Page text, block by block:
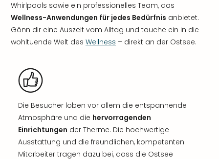
Whirlpools sowie ein professionelles Team, das
Wellness-Anwendungen für jedes Bedürfnis anbietet.
Gönn dir eine Auszeit vom Alltag und tauche ein in die
wohltuende Welt des Wellness – direkt an der Ostsee.
Die Besucher loben vor allem die entspannende
Atmosphäre und die hervorragenden
Einrichtungen der Therme. Die hochwertige
Ausstattung und die freundlichen, kompetenten
Mitarbeiter tragen dazu bei, dass die Ostsee